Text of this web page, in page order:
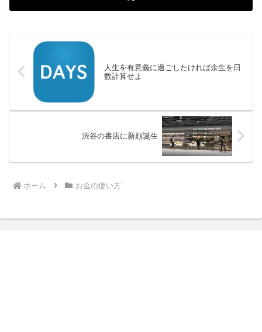
人生を有意義に過ごしたければ余生を日
数計算せよ
渋谷の書店に新顔誕生
ホーム お金の使い方